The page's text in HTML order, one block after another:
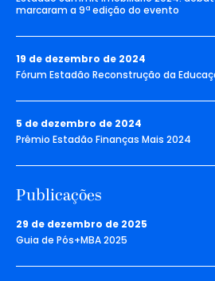
marcaram a 9ª edição do evento
19 de dezembro de 2024
Fórum Estadão Reconstrução da
5 de dezembro de 2024
Prêmio Estadão Finanças Mais 2024
Publicações
29 de dezembro de 2025
Guia de Pós+MBA 2025